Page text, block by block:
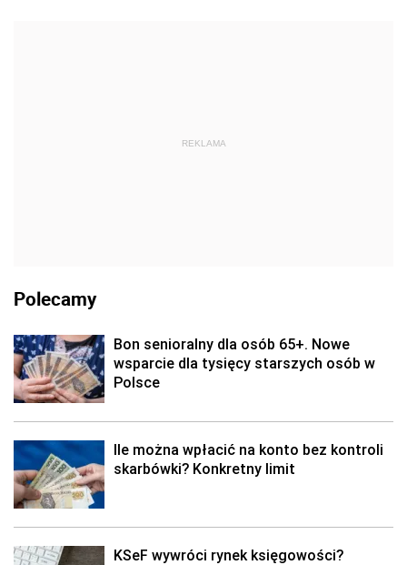
REKLAMA
Polecamy
Bon senioralny dla osób 65+. Nowe
wsparcie dla tysięcy starszych osób w
Polsce
Ile można wpłacić na konto bez kontroli
skarbówki? Konkretny limit
KSeF wywróci rynek księgowości?